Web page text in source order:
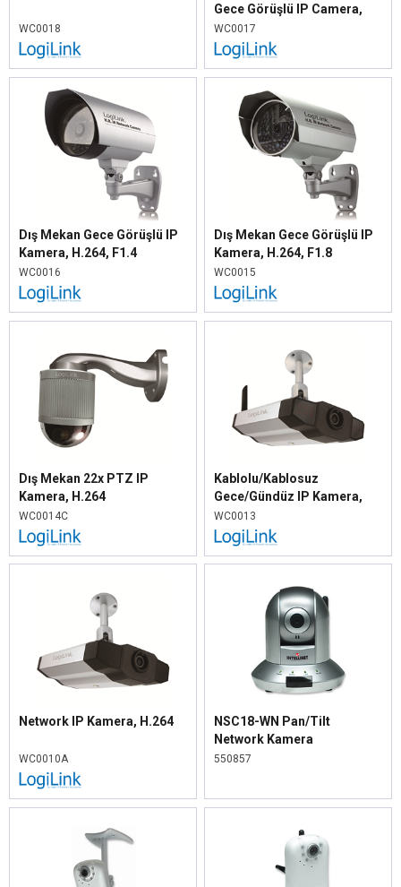
WC0018
Gece Görüşlü IP Camera,
H.264
WC0017
Dış Mekan Gece Görüşlü IP
Kamera, H.264, F1.4
WC0016
Dış Mekan Gece Görüşlü IP
Kamera, H.264, F1.8
WC0015
Dış Mekan 22x PTZ IP
Kamera, H.264
WC0014C
Kablolu/Kablosuz
Gece/Gündüz IP Kamera,
H.264
WC0013
Network IP Kamera, H.264
WC0010A
NSC18-WN Pan/Tilt
Network Kamera
550857